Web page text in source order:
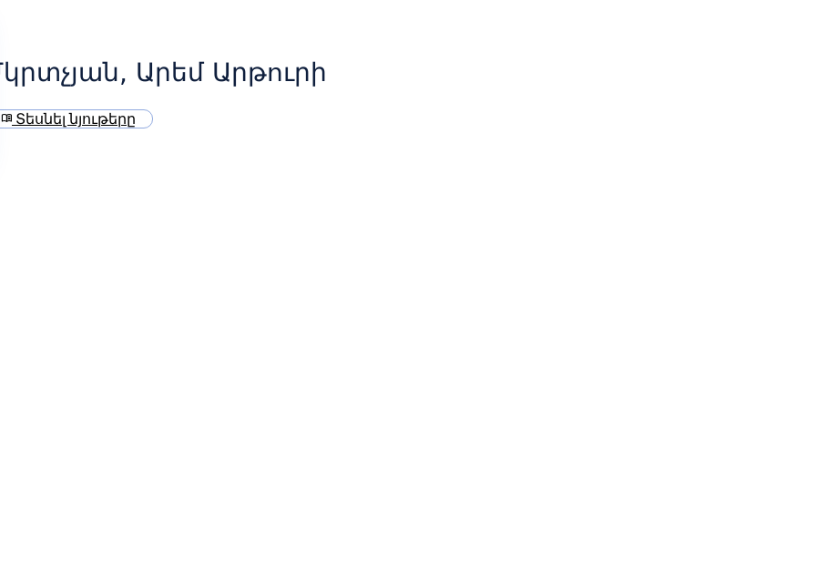
Արեմ Արթուրի
menu_book Տեսնել նյութերը